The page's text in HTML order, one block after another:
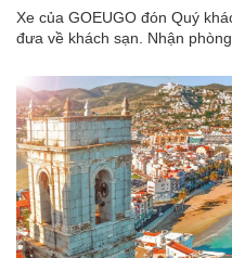
Xe của GOEUGO đón Quý
đưa về khách sạn. Nhận